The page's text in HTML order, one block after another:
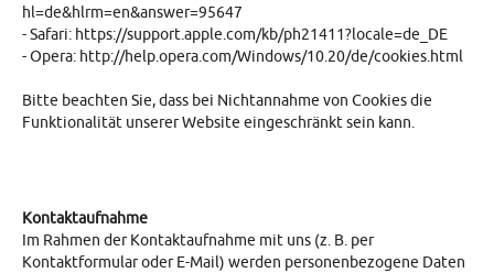
hl=de&hlrm=en&answer=95647
- Safari: https://support.apple.com/kb/ph21411?locale=de_DE
- Opera: http://help.opera.com/Windows/10.20/de/cookies.html
Bitte beachten Sie, dass bei Nichtannahme von Cookies die
Funktionalität unserer Website eingeschränkt sein kann.
Kontaktaufnahme
Im Rahmen der Kontaktaufnahme mit uns (z. B. per
Kontaktformular oder E-Mail) werden personenbezogene Daten